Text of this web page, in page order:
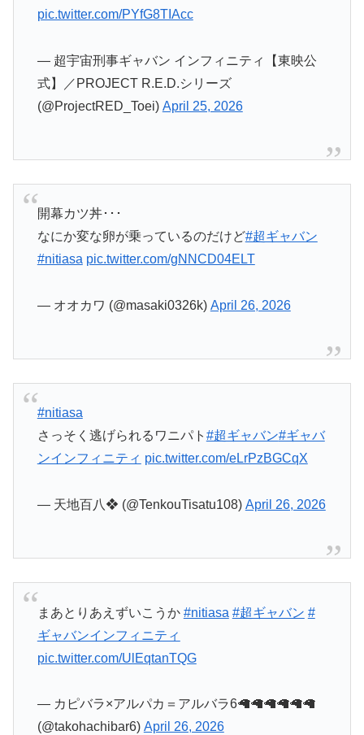
pic.twitter.com/PYfG8TIAcc
— 超宇宙刑事ギャバン インフィニティ【東映公
式】／PROJECT R.E.D.シリーズ
(@ProjectRED_Toei) April 25, 2026
開幕カツ丼･･･
なにか変な卵が乗っているのだけど#超ギャバン
#nitiasa pic.twitter.com/gNNCD04ELT
— オオカワ (@masaki0326k) April 26, 2026
#nitiasa
さっそく逃げられるワニパト #超ギャバン#ギャバ
ンインフィニティ pic.twitter.com/eLrPzBGCqX
— 天地百八❖ (@TenkouTisatu108) April 26, 2026
まあとりあえずいこうか #nitiasa #超ギャバン #
ギャバンインフィニティ
pic.twitter.com/UlEqtanTQG
— カピバラ×アルパカ＝アルバラ6🦙🦙🦙🦙🦙🦙
(@takohachibar6) April 26, 2026